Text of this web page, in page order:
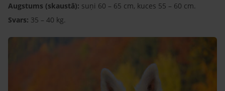
Augstums (skaustā): suņi 60 – 65 cm, kuces 55 – 60 cm.
Svars: 35 – 40 kg.